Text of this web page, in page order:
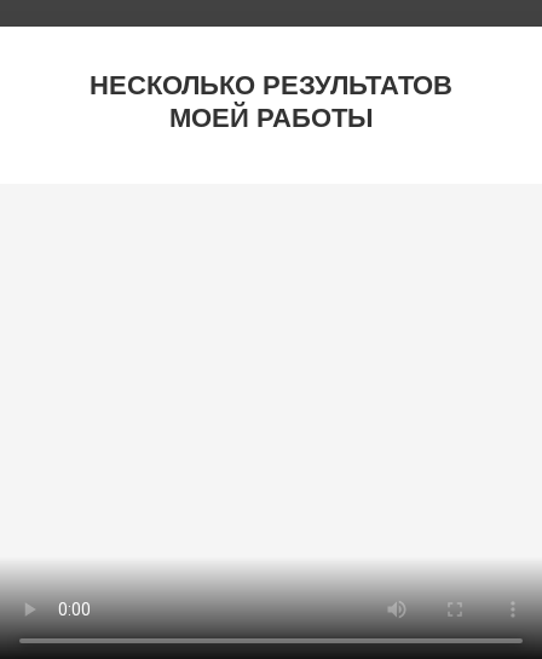
НЕСКОЛЬКО РЕЗУЛЬТАТОВ
МОЕЙ РАБОТЫ